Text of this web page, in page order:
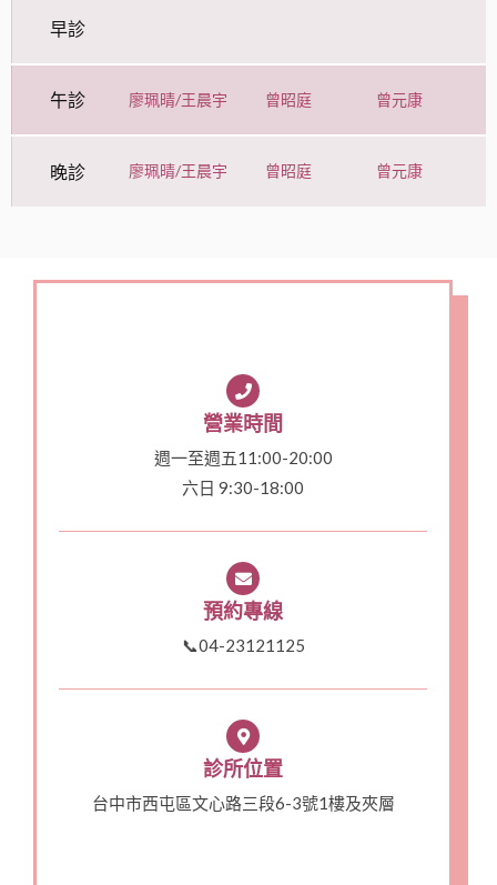
早診
午診 廖珮晴/王晨宇 曾昭庭 曾元康
晚診 廖珮晴/王晨宇 曾昭庭 曾元康
營業時間
週一至週五11:00-20:00
六日 9:30-18:00
預約專線
📞04-23121125
診所位置
台中市西屯區文心路三段6-3號1樓及夾層